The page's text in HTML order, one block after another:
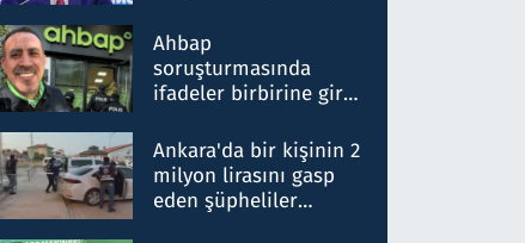
nitelikte olduğunu
belirtti
Ahbap
soruşturmasında
ifadeler birbirine girdi:
ifadelerinden ortaya
çıkan tablo şok etti
Ankara'da bir kişinin 2
milyon lirasını gasp
eden şüpheliler